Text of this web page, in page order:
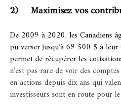
2) Maximisez vos
De 2009 à 2020, les Canadiens
pu verser jusqu’à 69 500 $ à
permet de récupérer les
n’est pas rare de voir des
en actions depuis dix ans qui
investisseurs sont en route pour